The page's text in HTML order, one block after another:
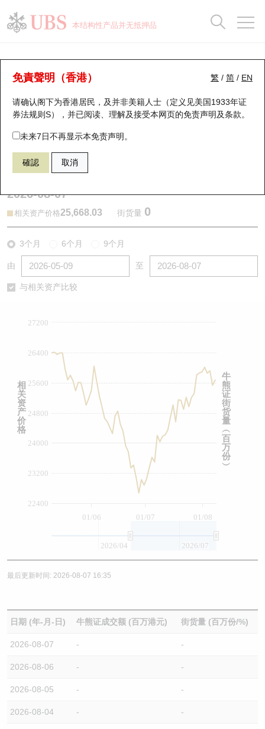
本结构性产品并无抵押品
繁 / 简 / EN
免責聲明（香港）
请确认阁下为香港居民，及并非美籍人士（定义见美国1933年证
券法规则S），并已阅读、理解及接受本网页的免责声明及条款。
未来7日不再显示本免责声明。
確認 取消
牛熊证分析仪
表现 街货统计 比较
55764 瑞银牛证 HSI 恒生指数
2026-08-07
相关资产价格25,668.03 街货量 0
3个月 6个月 9个月
由 至
与相关资产比较
01/07
01/06 01/08
24000
22400
23200
24800
25600
26400
27200
2026/04 2026/07
牛
熊
证
街
货
量
︵
百
万
份
︶
相
关
资
产
价
格
最后更新时间: 2026-08-07 16:35
日期 (年-月-日) 牛熊证成交额 (百万港元) 街货量 (百万份/%)
2026-08-07 - -
2026-08-06 - -
2026-08-05 - -
2026-08-04 - -
瑞银认股证一览
新发行瑞银认股证
即将到期认股证
认股证到期结算价查找
认股证分析仪
认股证/牛熊证日志
街货统计
比较
牛熊全景快搜
牛熊证搜寻
牛熊证街货分布图
正股牛熊证列表
新发行瑞银牛熊证
牛熊证到期结算价查找
牛熊证文件及公告
牛熊证文件及公告 (瑞信)
街货统计
比较
十大升幅/跌幅
十大认股证成交分布
十天股证占大市成交
资金流
街货统计
正股分析仪
二十大活跃股份
恒指成份股
国指成份股
科指成份股
中资ETFs溢价比较
收市竞价变化
持股比重
显示所有持股比重
每月轮证大市专题
轮证专栏
讲座及教育短片
认股证投资者教育
牛熊证投资者教育